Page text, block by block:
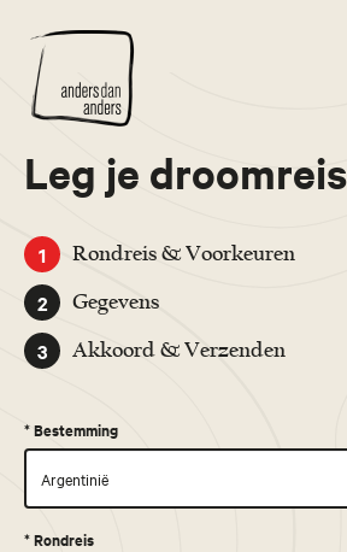
Anders
dan
Anders
Leg je
1 Rondreis & Voorkeuren
2 Gegevens
3 Akkoord & Verzenden
*Bestemming
*Rondreis